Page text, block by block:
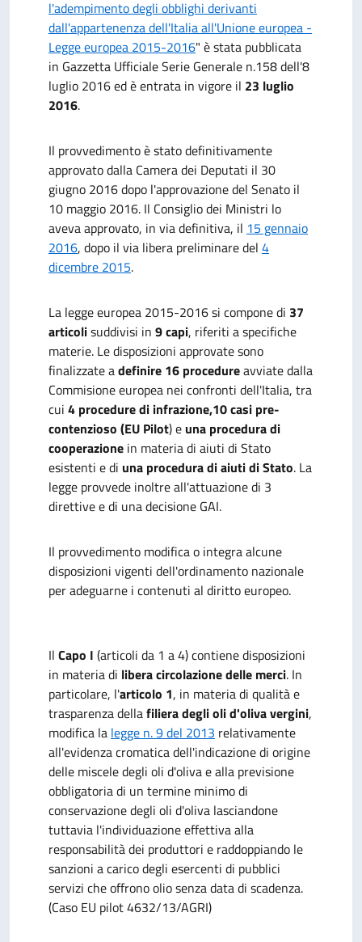
l'adempimento degli obblighi derivanti
dall'appartenenza dell'Italia all'Unione europea -
Legge europea 2015-2016" è stata pubblicata
in Gazzetta Ufficiale Serie Generale n.158 dell'8
luglio 2016 ed è entrata in vigore il 23 luglio
2016.
Il provvedimento è stato definitivamente
approvato dalla Camera dei Deputati il 30
giugno 2016 dopo l'approvazione del Senato il
10 maggio 2016. Il Consiglio dei Ministri lo
aveva approvato, in via definitiva, il 15 gennaio
2016, dopo il via libera preliminare del 4
dicembre 2015.
La legge europea 2015-2016si compone di 37
articolisuddivisi in 9 capi, riferiti a specifiche
materie. Le disposizioni approvate sono
finalizzate adefinire 16 procedureavviate dalla
Commisione europea nei confronti dell'Italia, tra
cui 4 procedure di infrazione,10 casi pre-
contenzioso (EU Pilot) e una procedura di
cooperazione in materia di aiuti di Stato
esistenti e di una procedura di aiuti di Stato. La
legge provvede inoltre all'attuazione di 3
direttive e di una decisione GAI.
Il provvedimento modifica o integra alcune
disposizioni vigenti dell'ordinamento nazionale
per adeguarne i contenuti al diritto europeo.
Il Capo I (articoli da 1 a 4) contiene disposizioni
in materia di libera circolazione delle merci. In
particolare, l'articolo 1, in materia di qualità e
trasparenza dellafiliera degli oli d'oliva vergini,
modifica la legge n. 9 del 2013 relativamente
all'evidenza cromatica dell'indicazione di origine
delle miscele degli oli d'oliva e alla previsione
obbligatoria di un termine minimo di
conservazione degli oli d'oliva lasciandone
tuttavia l'individuazione effettiva alla
responsabilità dei produttori e raddoppiando le
sanzioni a carico degli esercenti di pubblici
servizi che offrono olio senza data di scadenza.
(Caso EU pilot 4632/13/AGRI)